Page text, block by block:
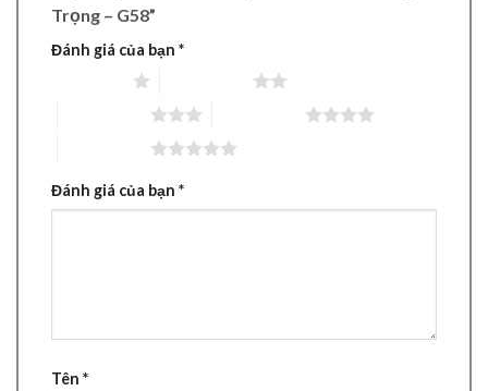
Trọng – G58”
Đánh giá của bạn *
Đánh giá của bạn *
Tên *